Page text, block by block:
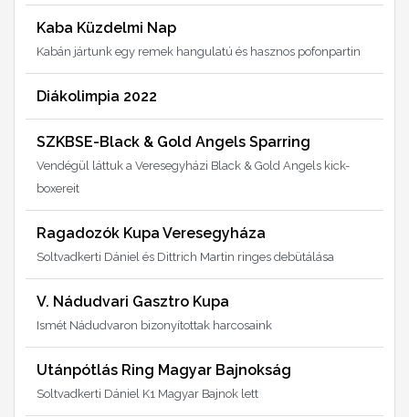
Kaba Küzdelmi Nap
Kabán jártunk egy remek hangulatú és hasznos pofonpartin
Diákolimpia 2022
SZKBSE-Black & Gold Angels Sparring
Vendégül láttuk a Veresegyházi Black & Gold Angels kick-
boxereit
Ragadozók Kupa Veresegyháza
Soltvadkerti Dániel és Dittrich Martin ringes debütálása
V. Nádudvari Gasztro Kupa
Ismét Nádudvaron bizonyítottak harcosaink
Utánpótlás Ring Magyar Bajnokság
Soltvadkerti Dániel K1 Magyar Bajnok lett